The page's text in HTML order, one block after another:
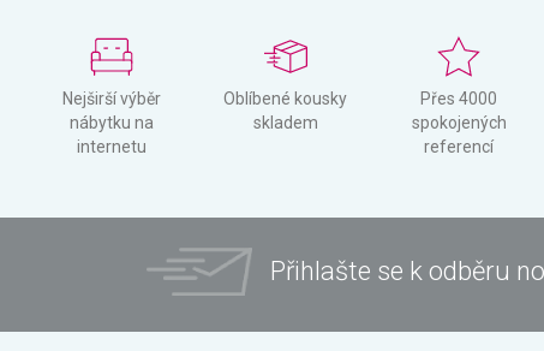
Nejširší výběr
nábytku na
internetu
Oblíbené kousky
skladem
Přes 4000
spokojených
referencí
Přihlašte se k odběru